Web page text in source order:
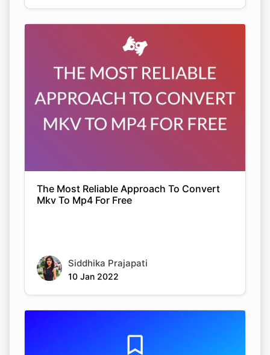
The Most Reliable Approach To Convert
Mkv To Mp4 For Free
Siddhika Prajapati
10 Jan 2022